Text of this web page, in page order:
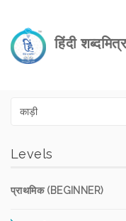
हिंदी शब्दमित्र
Levels
प्राथमिक (BEGINNER)